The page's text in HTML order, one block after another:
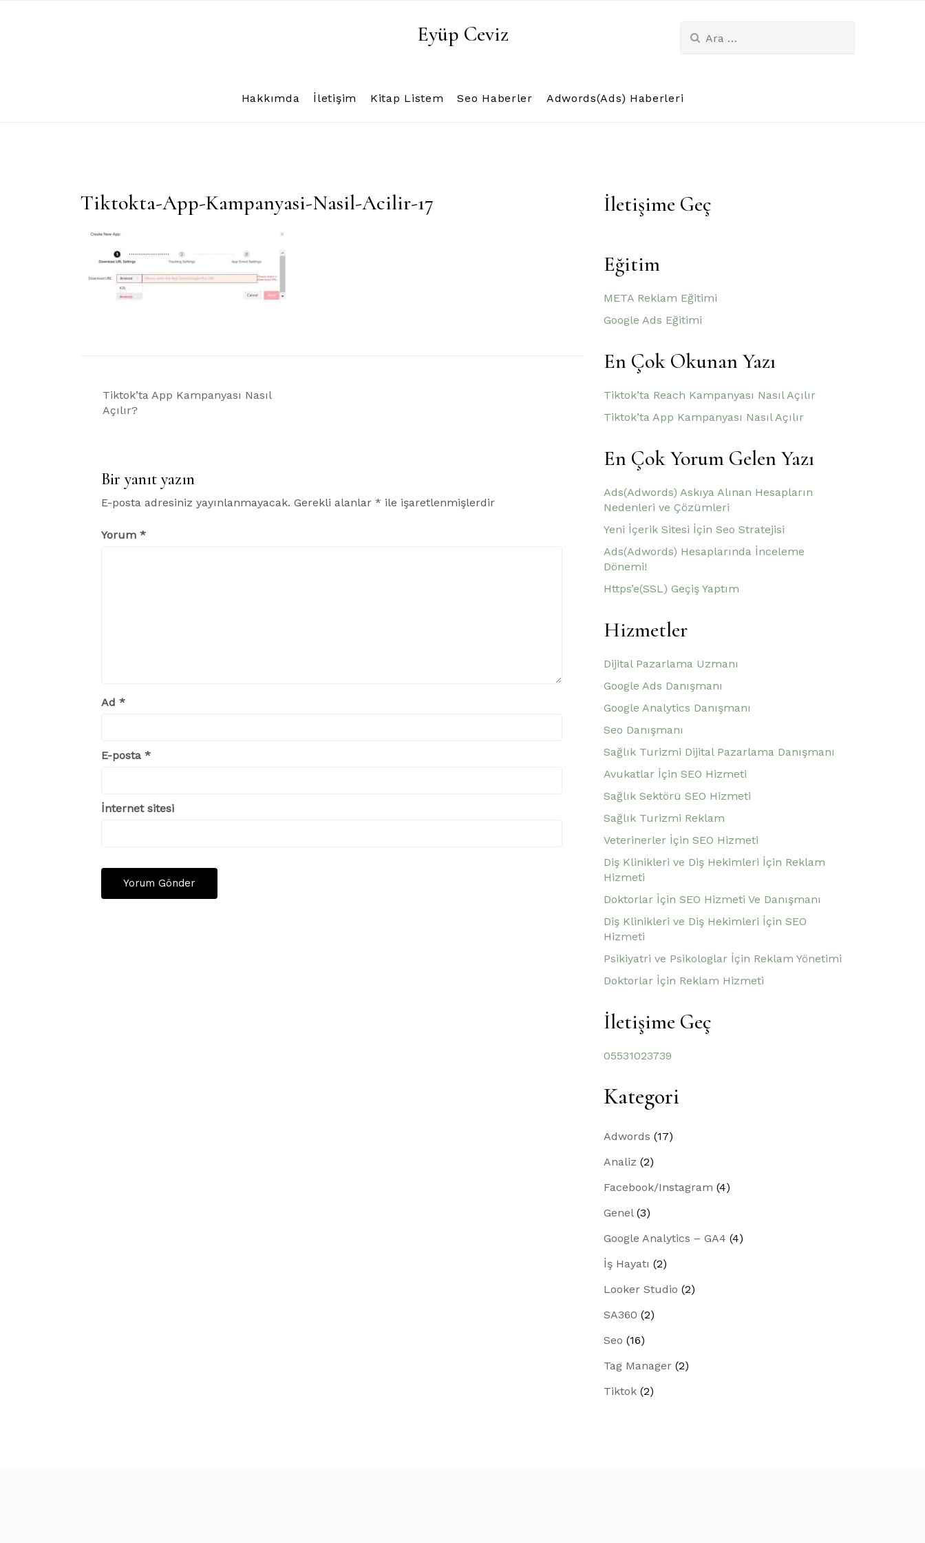
Eyüp Ceviz
Hakkımda İletişim Kitap Listem Seo Haberler Adwords(Ads) Haberleri
Tiktokta-App-Kampanyasi-Nasil-Acilir-17
Yazı
gezinmesi
Tiktok’ta App Kampanyası Nasıl
Açılır?
Bir yanıt yazın
E-posta adresiniz yayınlanmayacak. Gerekli alanlar * ile işaretlenmişlerdir
Yorum *
Ad *
E-posta *
İnternet sitesi
İletişime Geç
Eğitim
META Reklam Eğitimi
Google Ads Eğitimi
En Çok Okunan Yazı
Tiktok’ta Reach Kampanyası Nasıl Açılır
Tiktok’ta App Kampanyası Nasıl Açılır
En Çok Yorum Gelen Yazı
Ads(Adwords) Askıya Alınan Hesapların
Nedenleri ve Çözümleri
Yeni İçerik Sitesi İçin Seo Stratejisi
Ads(Adwords) Hesaplarında İnceleme
Dönemi!
Https’e(SSL) Geçiş Yaptım
Hizmetler
Dijital Pazarlama Uzmanı
Google Ads Danışmanı
Google Analytics Danışmanı
Seo Danışmanı
Sağlık Turizmi Dijital Pazarlama Danışmanı
Avukatlar İçin SEO Hizmeti
Sağlık Sektörü SEO Hizmeti
Sağlık Turizmi Reklam
Veterinerler İçin SEO Hizmeti
Diş Klinikleri ve Diş Hekimleri İçin Reklam
Hizmeti
Doktorlar İçin SEO Hizmeti Ve Danışmanı
Diş Klinikleri ve Diş Hekimleri İçin SEO
Hizmeti
Psikiyatri ve Psikologlar İçin Reklam Yönetimi
Doktorlar İçin Reklam Hizmeti
İletişime Geç
05531023739
Kategori
Adwords (17)
Analiz (2)
Facebook/Instagram (4)
Genel(3)
Google Analytics – GA4 (4)
İş Hayatı (2)
Looker Studio (2)
SA360 (2)
Seo (16)
Tag Manager (2)
Tiktok (2)